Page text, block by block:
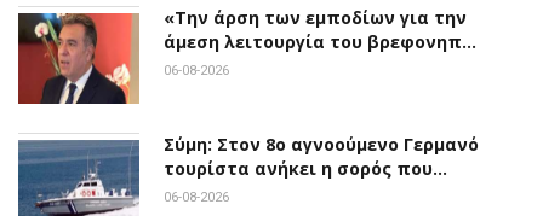
«Την άρση των εμποδίων για την
άμεση λειτουργία του βρεφονηπ…
06-08-2026
Σύμη: Στον 8ο αγνοούμενο Γερμανό
τουρίστα ανήκει η σορός που…
06-08-2026